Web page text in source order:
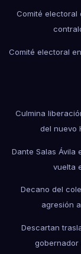
Comité electoral
Comité electoral
Culmina
del nuevo
Dante Salas Ávila
vuelta
Decano del
agresión
Descartan
gobernador